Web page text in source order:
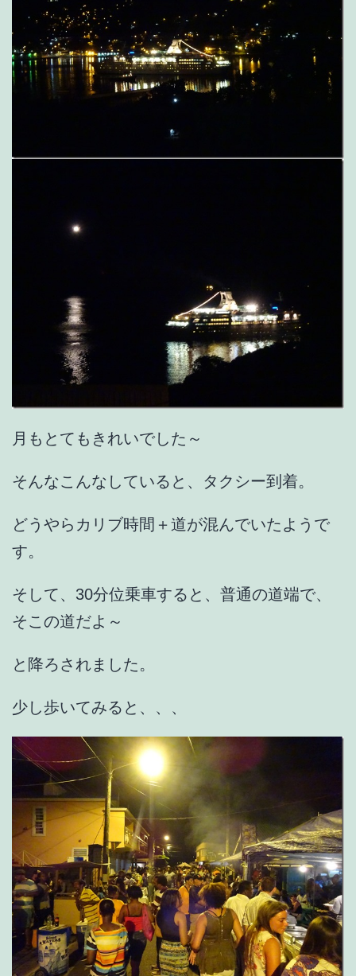
月もとてもきれいでした～
そんなこんなしていると、タクシー到着。
どうやらカリブ時間＋道が混んでいたようで
す。
そして、30分位乗車すると、普通の道端で、
そこの道だよ～
と降ろされました。
少し歩いてみると、、、